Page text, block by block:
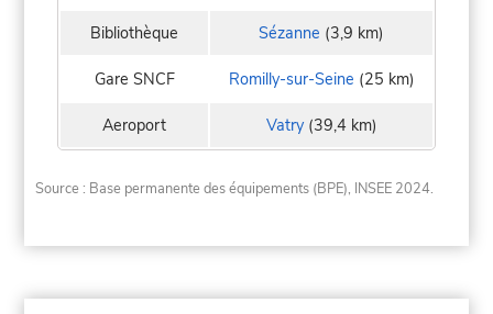
Bibliothèque Sézanne (3,9 km)
Gare SNCF Romilly-sur-Seine (25 km)
Aeroport Vatry(39,4 km)
Source : Base permanente des équipements (BPE), INSEE 2024.